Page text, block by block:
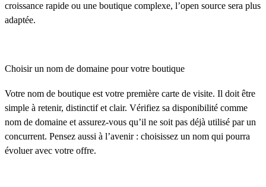
croissance rapide ou une boutique complexe, l’open source sera plus
adaptée.
Choisir un nom de domaine pour votre boutique
Votre nom de boutique est votre première carte de visite. Il doit être
simple à retenir, distinctif et clair. Vérifiez sa disponibilité comme
nom de domaine et assurez-vous qu’il ne soit pas déjà utilisé par un
concurrent. Pensez aussi à l’avenir : choisissez un nom qui pourra
évoluer avec votre offre.